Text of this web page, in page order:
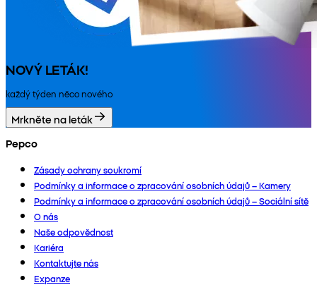
NOVÝ LETÁK!
každý týden něco nového
Mrkněte na leták
Pepco
Zásady ochrany soukromí
Podmínky a informace o zpracování osobních údajů – Kamery
Podmínky a informace o zpracování osobních údajů – Sociální sítě
O nás
Naše odpovědnost
Kariéra
Kontaktujte nás
Expanze